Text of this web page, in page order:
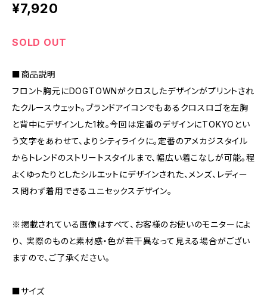
¥7,920
SOLD OUT
■商品説明
フロント胸元にDOGTOWNがクロスしたデザインがプリントされ
たクルースウェット。ブランドアイコンでもあるクロスロゴを左胸
と背中にデザインした1枚。今回は定番のデザインにTOKYOとい
う文字をあわせて、よりシティライクに。定番のアメカジスタイル
からトレンドのストリートスタイルまで、幅広い着こなしが可能。程
よくゆったりとしたシルエットにデザインされた、メンズ、レディー
ス問わず着用できるユニセックスデザイン。
※掲載されている画像はすべて、お客様のお使いのモニターによ
り、 実際のものと素材感・色が若干異なって見える場合がござい
ますので、ご了承ください。
■サイズ